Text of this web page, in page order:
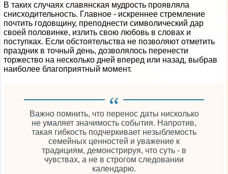
В таких случаях славянская мудрость проявляла
снисходительность. Главное - искреннее стремление
почтить годовщину, преподнести символический дар
своей половинке, излить свою любовь в словах и
поступках. Если обстоятельства не позволяют отметить
праздник в точный день, дозволялось перенести
торжество на несколько дней вперед или назад, выбрав
наиболее благоприятный момент.
Важно помнить, что перенос даты нисколько
не умаляет значимость события. Напротив,
такая гибкость подчеркивает незыблемость
семейных ценностей и уважение к
традициям, демонстрируя, что суть - в
чувствах, а не в строгом следовании
календарю.